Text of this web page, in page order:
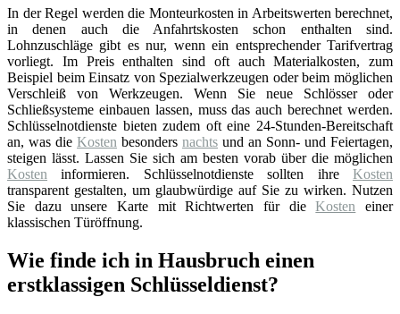
In der Regel werden die Monteurkosten in Arbeitswerten berechnet,
in denen auch die Anfahrtskosten schon enthalten sind.
Lohnzuschläge gibt es nur, wenn ein entsprechender Tarifvertrag
vorliegt. Im Preis enthalten sind oft auch Materialkosten, zum
Beispiel beim Einsatz von Spezialwerkzeugen oder beim möglichen
Verschleiß von Werkzeugen. Wenn Sie neue Schlösser oder
Schließsysteme einbauen lassen, muss das auch berechnet werden.
Schlüsselnotdienste bieten zudem oft eine 24-Stunden-Bereitschaft
an, was die Kosten besonders nachts und an Sonn- und Feiertagen,
steigen lässt. Lassen Sie sich am besten vorab über die möglichen
Kosten informieren. Schlüsselnotdienste sollten ihre Kosten
transparent gestalten, um glaubwürdige auf Sie zu wirken. Nutzen
Sie dazu unsere Karte mit Richtwerten für dieKosten einer
klassischen Türöffnung.
Wie finde ich in Hausbruch einen
erstklassigen Schlüsseldienst?